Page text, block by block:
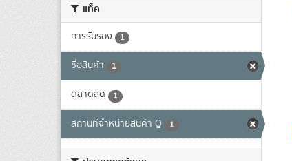
แท็ค
การรับรอง 1
ชื่อสินค้า 1
ตลาดสด 1
สถานที่จำหน่ายสินค้า Q 1